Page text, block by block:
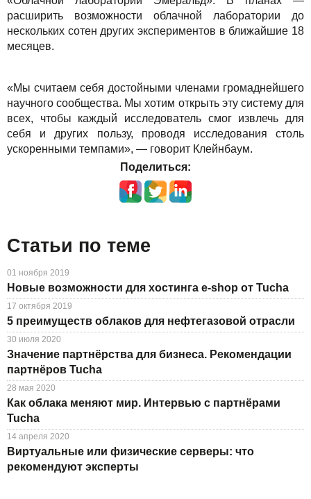
расширить возможности облачной лаборатории до
нескольких сотен других экспериментов в ближайшие 18
месяцев.
«Мы считаем себя достойными членами громаднейшего
научного сообщества. Мы хотим открыть эту систему для
всех, чтобы каждый исследователь смог извлечь для
себя и других пользу, проводя исследования столь
ускоренными темпами», — говорит Клейнбаум.
Поделиться:
Статьи по теме
01 ноября 2019
Новые возможности для хостинга e-shop от Tucha
17 октября 2019
5 преимуществ облаков для нефтегазовой отрасли
30 июля 2020
Значение партнёрства для бизнеса. Рекомендации
партнёров Tucha
28 мая 2020
Как облака меняют мир. Интервью с партнёрами
Tucha
14 апреля 2020
Виртуальные или физические серверы: что
рекомендуют эксперты